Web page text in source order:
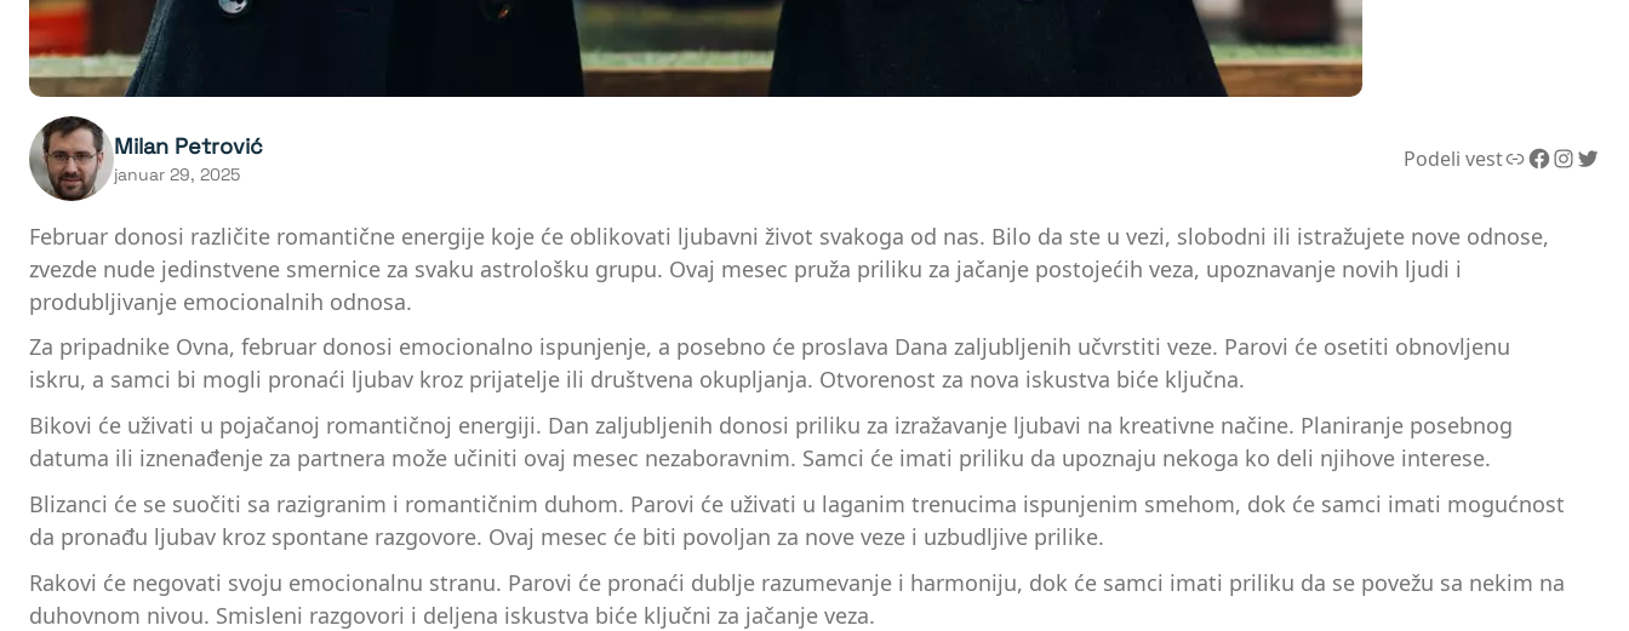
Milan Petrović
januar 29, 2025
Podeli vestLink Facebook InstagramTwitter
Februar donosi različite romantične energije koje će oblikovati ljubavni život svakoga od nas. Bilo da ste u vezi, slobodni ili istražujete nove odnose,
zvezde nude jedinstvene smernice za svaku astrološku grupu. Ovaj mesec pruža priliku za jačanje postojećih veza, upoznavanje novih ljudi i
produbljivanje emocionalnih odnosa.
Za pripadnike Ovna, februar donosi emocionalno ispunjenje, a posebno će proslava Dana zaljubljenih učvrstiti veze. Parovi će osetiti obnovljenu
iskru, a samci bi mogli pronaći ljubav kroz prijatelje ili društvena okupljanja. Otvorenost za nova iskustva biće ključna.
Bikovi će uživati u pojačanoj romantičnoj energiji. Dan zaljubljenih donosi priliku za izražavanje ljubavi na kreativne načine. Planiranje posebnog
datuma ili iznenađenje za partnera može učiniti ovaj mesec nezaboravnim. Samci će imati priliku da upoznaju nekoga ko deli njihove interese.
Blizanci će se suočiti sa razigranim i romantičnim duhom. Parovi će uživati u laganim trenucima ispunjenim smehom, dok će samci imati mogućnost
da pronađu ljubav kroz spontane razgovore. Ovaj mesec će biti povoljan za nove veze i uzbudljive prilike.
Rakovi će negovati svoju emocionalnu stranu. Parovi će pronaći dublje razumevanje i harmoniju, dok će samci imati priliku da se povežu sa nekim na
duhovnom nivou. Smisleni razgovori i deljena iskustva biće ključni za jačanje veza.